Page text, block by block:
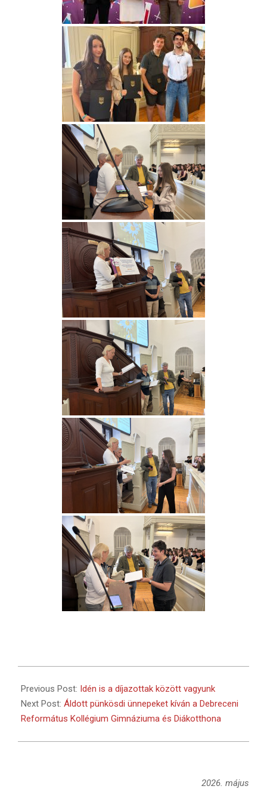
05-
22
Previous Post: Idén is a díjazottak között vagyunk
Next Post: Áldott pünkösdi ünnepeket kíván a Debreceni
Református Kollégium Gimnáziuma és Diákotthona
2026. május